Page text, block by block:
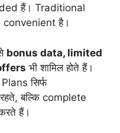
हैं। Traditional
convenient है।
bonus data, limited
भी शामिल होते हैं।
सिर्फ
बल्कि complete
हैं।